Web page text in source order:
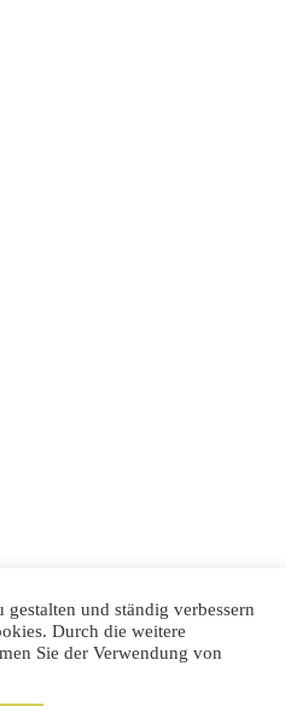
und ständig verbessern
Durch die weitere
Sie der Verwendung von